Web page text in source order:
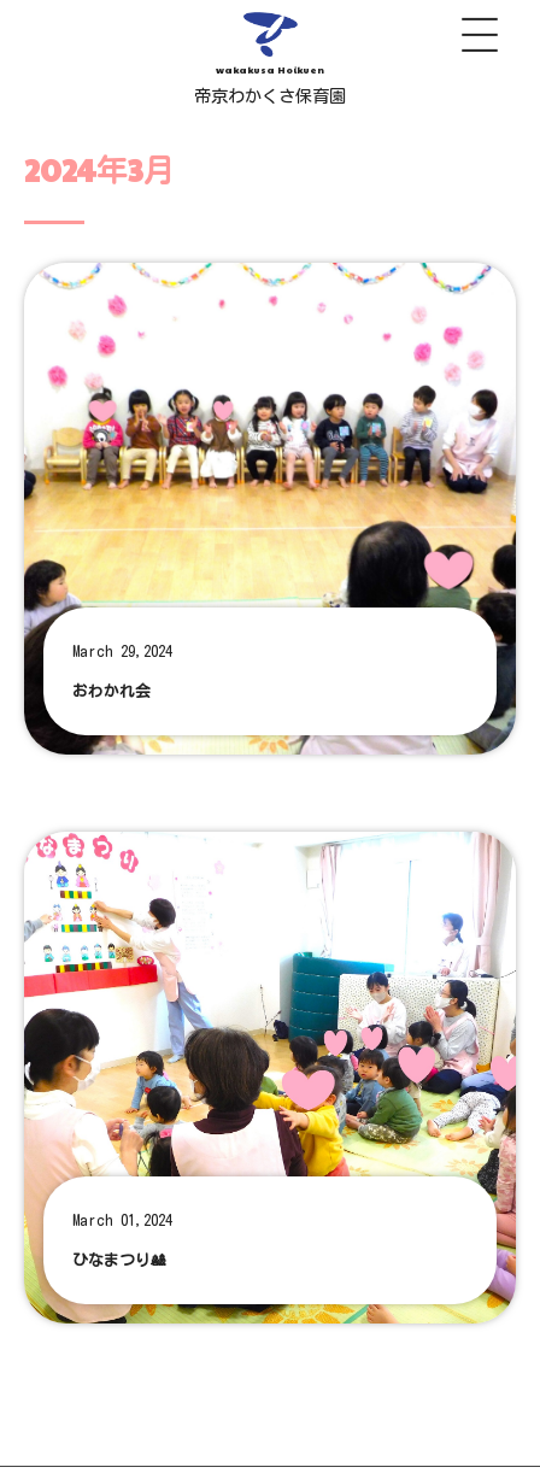
wakakusa Hoikuen
帝京わかくさ保育園
2024年3月
March 29,2024
おわかれ会
March 01,2024
ひなまつり🎎